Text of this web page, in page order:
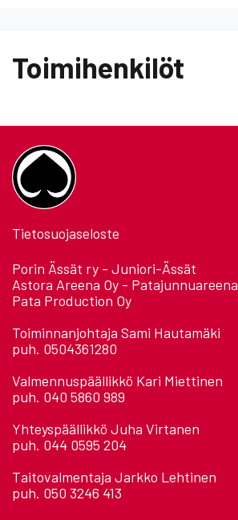
Toimihenkilöt
Tietosuojaseloste
Porin Ässät ry - Juniori-Ässät
Astora Areena Oy - Patajunnuareena
Pata Production Oy
Toiminnanjohtaja Sami Hautamäki
puh. 0504361280
Valmennuspäällikkö Kari Miettinen
puh. 040 5860 989
Yhteyspäällikkö Juha Virtanen
puh. 044 0595 204
Taitovalmentaja Jarkko Lehtinen
puh. 050 3246 413